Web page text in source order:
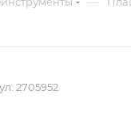
2705952